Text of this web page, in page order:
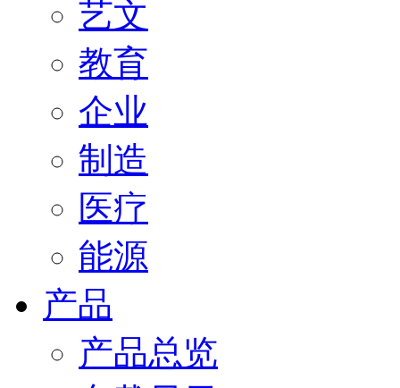
艺文
教育
企业
制造
医疗
能源
产品
产品总览